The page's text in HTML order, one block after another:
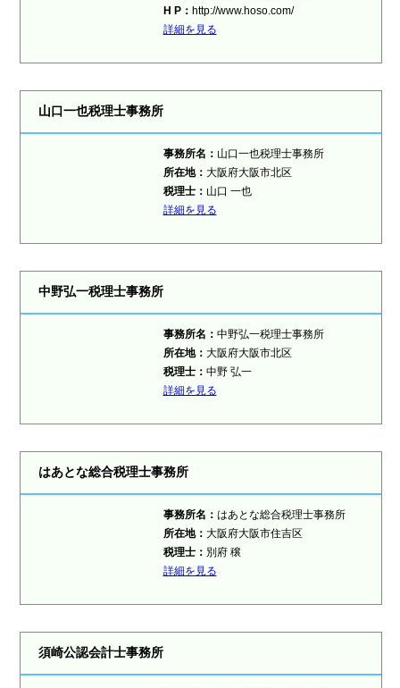
H P： http://www.hoso.com/
詳細を見る
山口一也税理士事務所
事務所名： 山口一也税理士事務所
所在地： 大阪府大阪市北区
税理士： 山口 一也
詳細を見る
中野弘一税理士事務所
事務所名： 中野弘一税理士事務所
所在地： 大阪府大阪市北区
税理士： 中野 弘一
詳細を見る
はあとな総合税理士事務所
事務所名： はあとな総合税理士事務所
所在地： 大阪府大阪市住吉区
税理士： 別府 穣
詳細を見る
須崎公認会計士事務所